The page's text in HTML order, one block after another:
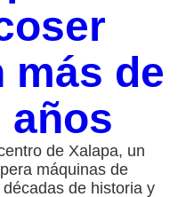
más de
años
de Xalapa, un
máquinas de
de historia y